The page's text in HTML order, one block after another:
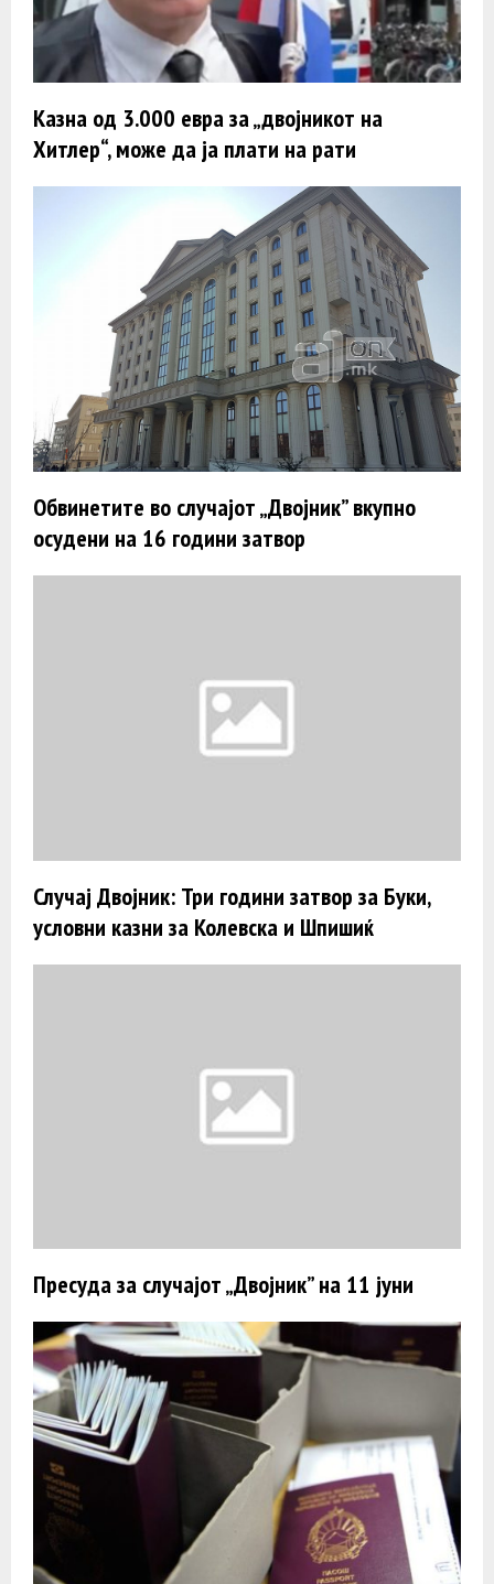
Казна од 3.000 евра за „двојникот на
Хитлер“, може да ја плати на рати
Обвинетите во случајот „Двојник” вкупно
осудени на 16 години затвор
Случај Двојник: Три години затвор за Буки,
условни казни за Колевска и Шпишиќ
Пресуда за случајот „Двојник” на 11 јуни